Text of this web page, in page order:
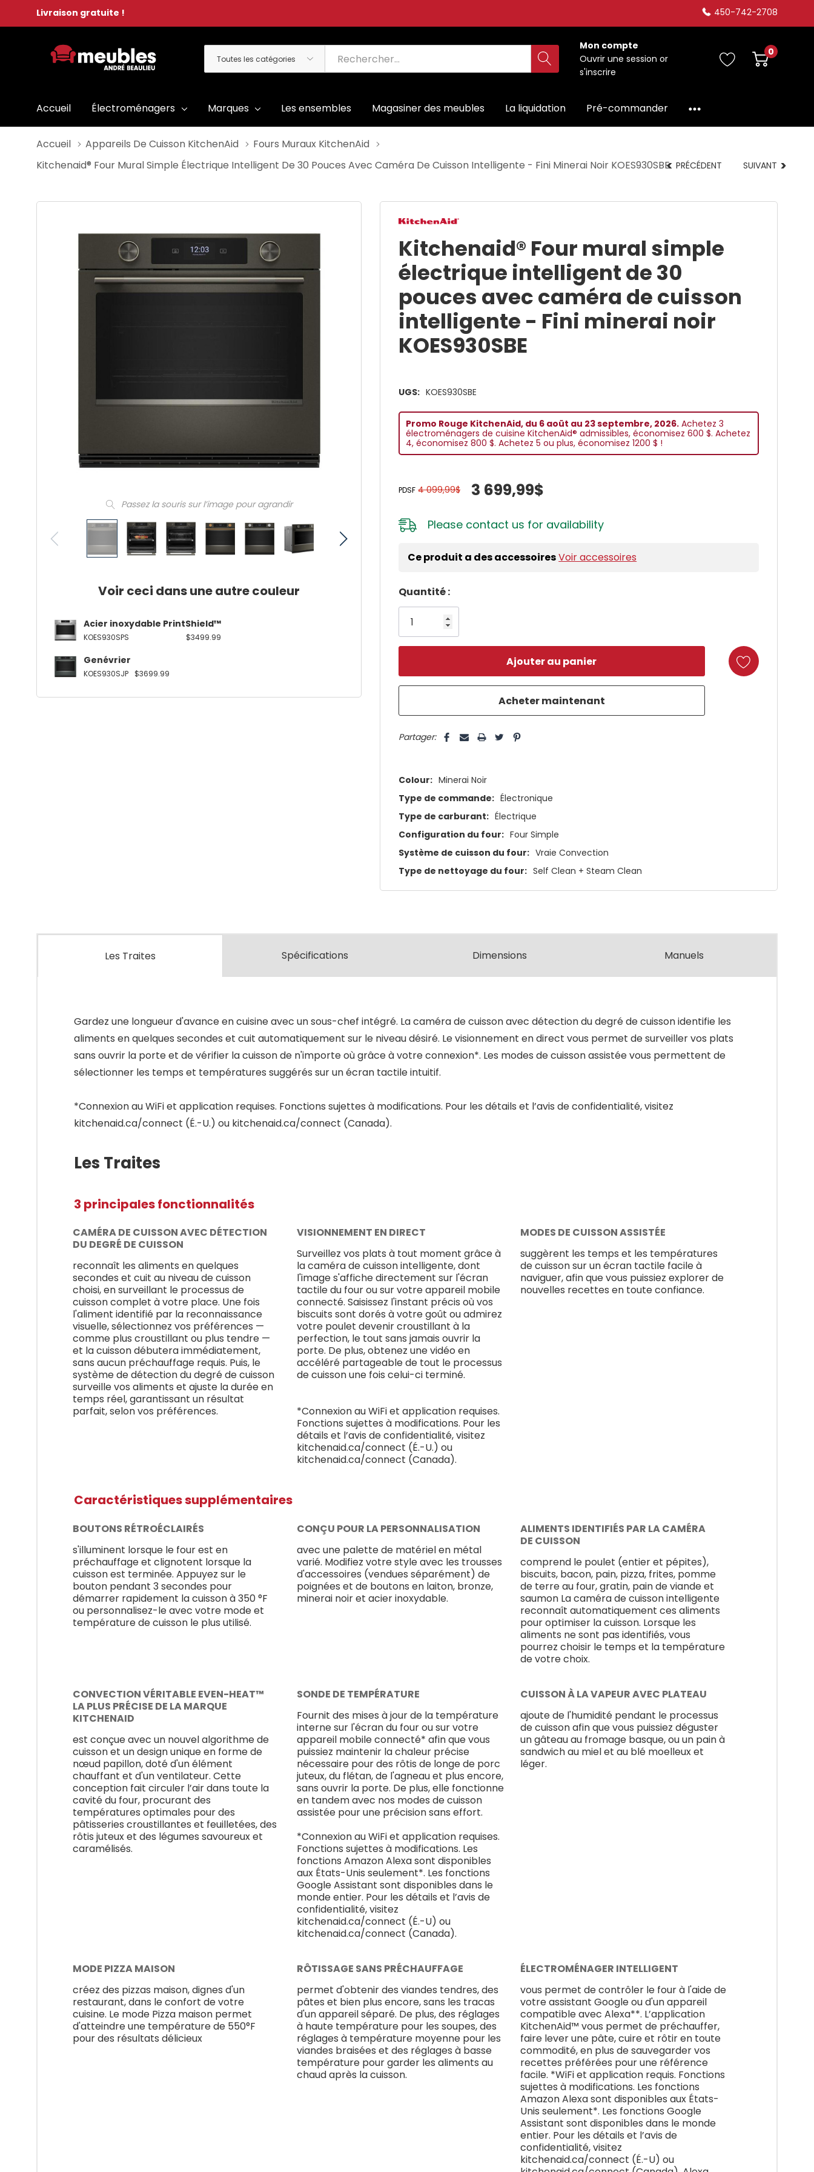
Livraison gratuite ! 450-742-2708
Toutes
les
Rechercher
Mon compte
Ouvrir une session or
s'inscrire
0
Accueil Électroménagers Marques Les ensembles Magasiner des meubles La liquidation Pré-commander
Accueil Appareils De Cuisson KitchenAid
Fours Muraux KitchenAid
Kitchenaid® Four Mural Simple Électrique Intelligent De 30 Pouces Avec Caméra De Cuisson Intelligente - Fini Minerai Noir KOES930SBE
Passez la souris sur l’image pour agrandir
Voir ceci dans une autre couleur
Acier inoxydable PrintShield™
KOES930SPS $3499.99
Genévrier
KOES930SJP $3699.99
PRÉCÉDENT SUIVANT
Kitchenaid® Four mural simple
électrique intelligent de 30
pouces avec caméra de cuisson
intelligente - Fini minerai noir
KOES930SBE
UGS: KOES930SBE
Promo Rouge KitchenAid, du 6 aoüt au 23 septembre, 2026. Achetez 3
électroménagers de cuisine KitchenAid® admissibles, économisez 600 $. Achetez
4, économisez 800 $. Achetez 5 ou plus, économisez 1200 $ !
PDSF 4 099,99$ 3 699,99$
Please contact us for availability
Ce produit a des accessoiresVoir accessoires
Dépêchez-
vous!
plus
Quantité :
Partager:
Colour: Minerai Noir
Type de commande: Électronique
Type de carburant: Électrique
Configuration du four: Four Simple
Système de cuisson du four: Vraie Convection
Type de nettoyage du four: Self Clean + Steam Clean
Les Traites Spécifications Dimensions Manuels
Gardez une longueur d'avance en cuisine avec un sous-chef intégré. La caméra de cuisson avec détection du degré de cuisson identifie les
aliments en quelques secondes et cuit automatiquement sur le niveau désiré. Le visionnement en direct vous permet de surveiller vos plats
sans ouvrir la porte et de vérifier la cuisson de n'importe où grâce à votre connexion*. Les modes de cuisson assistée vous permettent de
sélectionner les temps et températures suggérés sur un écran tactile intuitif.
*Connexion au WiFi et application requises. Fonctions sujettes à modifications. Pour les détails et l’avis de confidentialité, visitez
kitchenaid.ca/connect (É.-U.) ou kitchenaid.ca/connect (Canada).
Les Traites
3 principales fonctionnalités
CAMÉRA DE CUISSON AVEC DÉTECTION
DU DEGRÉ DE CUISSON
reconnaît les aliments en quelques
secondes et cuit au niveau de cuisson
choisi, en surveillant le processus de
cuisson complet à votre place. Une fois
l'aliment identifié par la reconnaissance
visuelle, sélectionnez vos préférences —
comme plus croustillant ou plus tendre —
et la cuisson débutera immédiatement,
sans aucun préchauffage requis. Puis, le
système de détection du degré de cuisson
surveille vos aliments et ajuste la durée en
temps réel, garantissant un résultat
parfait, selon vos préférences.
VISIONNEMENT EN DIRECT
Surveillez vos plats à tout moment grâce à
la caméra de cuisson intelligente, dont
l'image s'affiche directement sur l'écran
tactile du four ou sur votre appareil mobile
connecté. Saisissez l'instant précis où vos
biscuits sont dorés à votre goût ou admirez
votre poulet devenir croustillant à la
perfection, le tout sans jamais ouvrir la
porte. De plus, obtenez une vidéo en
accéléré partageable de tout le processus
de cuisson une fois celui-ci terminé.
*Connexion au WiFi et application requises.
Fonctions sujettes à modifications. Pour les
détails et l’avis de confidentialité, visitez
kitchenaid.ca/connect (É.-U.) ou
kitchenaid.ca/connect (Canada).
MODES DE CUISSON ASSISTÉE
suggèrent les temps et les températures
de cuisson sur un écran tactile facile à
naviguer, afin que vous puissiez explorer de
nouvelles recettes en toute confiance.
Caractéristiques supplémentaires
BOUTONS RÉTROÉCLAIRÉS
s'illuminent lorsque le four est en
préchauffage et clignotent lorsque la
cuisson est terminée. Appuyez sur le
bouton pendant 3 secondes pour
démarrer rapidement la cuisson à 350 °F
ou personnalisez-le avec votre mode et
température de cuisson le plus utilisé.
CONÇU POUR LA PERSONNALISATION
avec une palette de matériel en métal
varié. Modifiez votre style avec les trousses
d'accessoires (vendues séparément) de
poignées et de boutons en laiton, bronze,
minerai noir et acier inoxydable.
ALIMENTS IDENTIFIÉS PAR LA CAMÉRA
DE CUISSON
comprend le poulet (entier et pépites),
biscuits, bacon, pain, pizza, frites, pomme
de terre au four, gratin, pain de viande et
saumon La caméra de cuisson intelligente
reconnaît automatiquement ces aliments
pour optimiser la cuisson. Lorsque les
aliments ne sont pas identifiés, vous
pourrez choisir le temps et la température
de votre choix.
CONVECTION VÉRITABLE EVEN-HEAT™
LA PLUS PRÉCISE DE LA MARQUE
KITCHENAID
est conçue avec un nouvel algorithme de
cuisson et un design unique en forme de
nœud papillon, doté d'un élément
chauffant et d'un ventilateur. Cette
conception fait circuler l’air dans toute la
cavité du four, procurant des
températures optimales pour des
pâtisseries croustillantes et feuilletées, des
rôtis juteux et des légumes savoureux et
caramélisés.
SONDE DE TEMPÉRATURE
Fournit des mises à jour de la température
interne sur l'écran du four ou sur votre
appareil mobile connecté* afin que vous
puissiez maintenir la chaleur précise
nécessaire pour des rôtis de longe de porc
juteux, du flétan, de l'agneau et plus encore,
sans ouvrir la porte. De plus, elle fonctionne
en tandem avec nos modes de cuisson
assistée pour une précision sans effort.
*Connexion au WiFi et application requises.
Fonctions sujettes à modifications. Les
fonctions Amazon Alexa sont disponibles
aux États-Unis seulement*. Les fonctions
Google Assistant sont disponibles dans le
monde entier. Pour les détails et l’avis de
confidentialité, visitez
kitchenaid.ca/connect (É.-U) ou
kitchenaid.ca/connect (Canada).
CUISSON À LA VAPEUR AVEC PLATEAU
ajoute de l'humidité pendant le processus
de cuisson afin que vous puissiez déguster
un gâteau au fromage basque, ou un pain à
sandwich au miel et au blé moelleux et
léger.
MODE PIZZA MAISON
créez des pizzas maison, dignes d'un
restaurant, dans le confort de votre
cuisine. Le mode Pizza maison permet
d'atteindre une température de 550°F
pour des résultats délicieux
RÔTISSAGE SANS PRÉCHAUFFAGE
permet d'obtenir des viandes tendres, des
pâtes et bien plus encore, sans les tracas
d'un appareil séparé. De plus, des réglages
à haute température pour les soupes, des
réglages à température moyenne pour les
viandes braisées et des réglages à basse
température pour garder les aliments au
chaud après la cuisson.
ÉLECTROMÉNAGER INTELLIGENT
vous permet de contrôler le four à l'aide de
votre assistant Google ou d'un appareil
compatible avec Alexa**. L’application
KitchenAid™ vous permet de préchauffer,
faire lever une pâte, cuire et rôtir en toute
commodité, en plus de sauvegarder vos
recettes préférées pour une référence
facile. *WiFi et application requis. Fonctions
sujettes à modifications. Les fonctions
Amazon Alexa sont disponibles aux États-
Unis seulement*. Les fonctions Google
Assistant sont disponibles dans le monde
entier. Pour les détails et l’avis de
confidentialité, visitez
kitchenaid.ca/connect (É.-U) ou